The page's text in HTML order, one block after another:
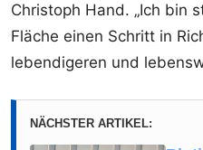
Christoph Hand. „Ich bin
Fläche einen Schritt in
lebendigeren und
NÄCHSTER ARTIKEL: